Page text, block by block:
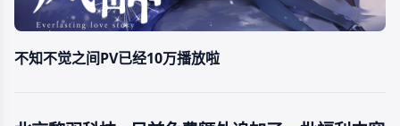
不知不觉之间PV已经10万播放啦